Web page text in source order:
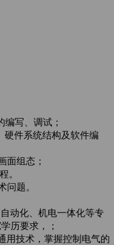
编写、调试；
件系统结构及软件编
面组态；
。
问题。
动化、机电一体化等专
历要求，；
用技术，掌握控制电气的